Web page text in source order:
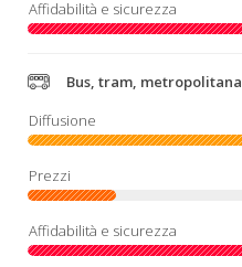
Bus, tram, metropolitana